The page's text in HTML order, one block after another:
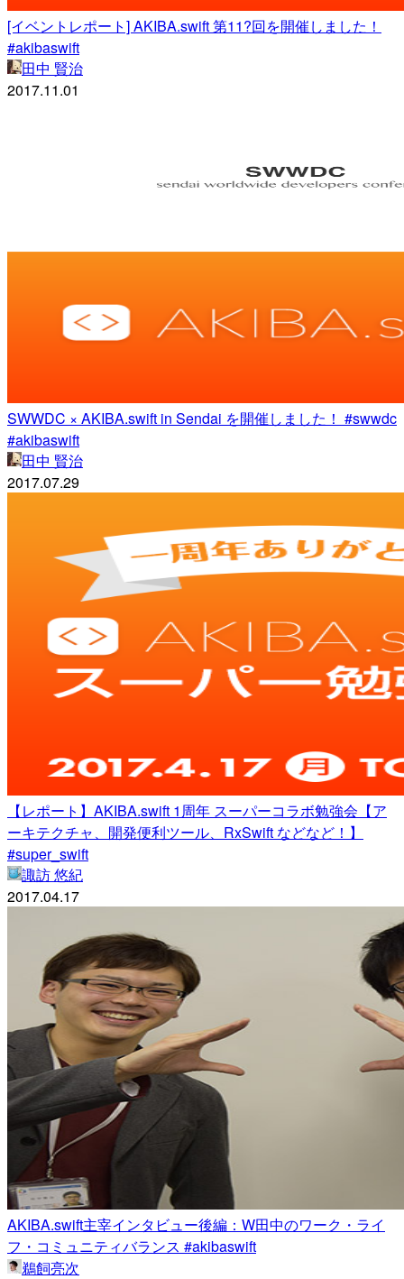
[イベントレポート] AKIBA.swift 第11?回を開催しました！
#akibaswift
田中 賢治
2017.11.01
SWWDC × AKIBA.swift in Sendai を開催しました！ #swwdc
#akibaswift
田中 賢治
2017.07.29
【レポート】AKIBA.swift 1周年 スーパーコラボ勉強会【ア
ーキテクチャ、開発便利ツール、RxSwift などなど！】
#super_swift
諏訪 悠紀
2017.04.17
AKIBA.swift主宰インタビュー後編：W田中のワーク・ライ
フ・コミュニティバランス #akibaswift
鵜飼亮次